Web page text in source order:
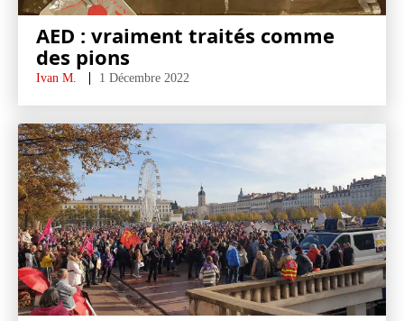
AED : vraiment traités comme
des pions
Ivan M. 1 Décembre 2022